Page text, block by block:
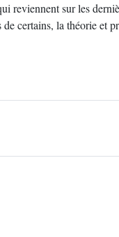
reviennent sur les
certains, la théorie et